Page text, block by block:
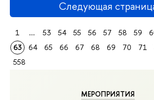
МЕРОПРИЯТИЯ
Следующая
1 ... 53 54 55 56 57 58 59
63
64 65 66 67 68 69 70 71
558